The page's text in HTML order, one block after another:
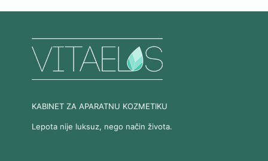
KABINET ZA APARATNU KOZMETIKU
Lepota nije luksuz, nego način života.